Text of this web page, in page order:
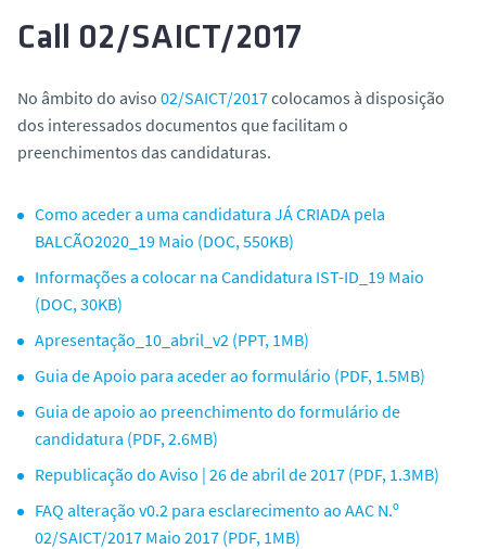
Call 02/SAICT/2017
No âmbito do aviso 02/SAICT/2017colocamos à disposição
dos interessados documentos que facilitam o
preenchimentos das candidaturas.
Como aceder a uma candidatura JÁ CRIADA pela
BALCÃO2020_19 Maio (DOC, 550KB)
Informações a colocar na Candidatura IST-ID_19 Maio
(DOC, 30KB)
Apresentação_10_abril_v2 (PPT, 1MB)
Guia de Apoio para aceder ao formulário (PDF, 1.5MB)
Guia de apoio ao preenchimento do formulário de
candidatura (PDF, 2.6MB)
Republicação do Aviso | 26 de abril de 2017 (PDF, 1.3MB)
FAQ alteração v0.2 para esclarecimento ao AAC N.º
02/SAICT/2017 Maio 2017 (PDF, 1MB)